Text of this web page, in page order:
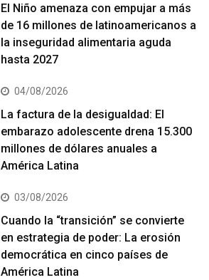
El Niño amenaza con empujar a más
de 16 millones de latinoamericanos a
la inseguridad alimentaria aguda
hasta 2027
04/08/2026
La factura de la desigualdad: El
embarazo adolescente drena 15.300
millones de dólares anuales a
América Latina
03/08/2026
Cuando la “transición” se convierte
en estrategia de poder: La erosión
democrática en cinco países de
América Latina